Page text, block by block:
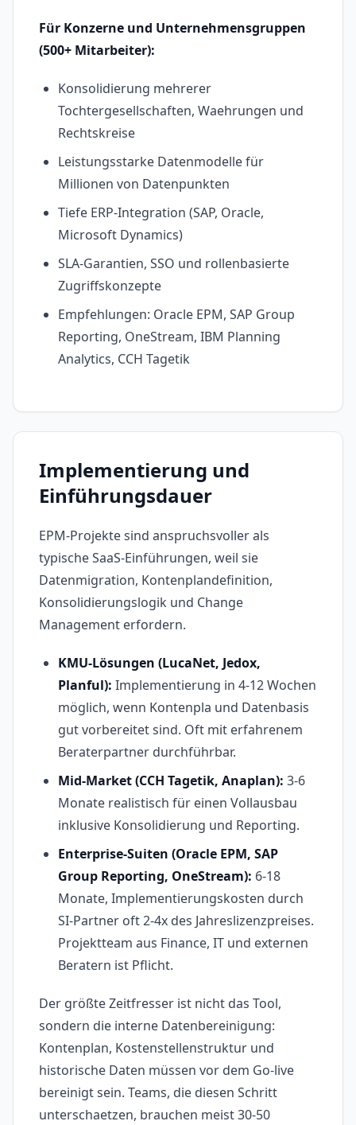
Für Konzerne und Unternehmensgruppen
(500+ Mitarbeiter):
Konsolidierung mehrerer
Tochtergesellschaften, Waehrungen und
Rechtskreise
Leistungsstarke Datenmodelle für
Millionen von Datenpunkten
Tiefe ERP-Integration (SAP, Oracle,
Microsoft Dynamics)
SLA-Garantien, SSO und rollenbasierte
Zugriffskonzepte
Empfehlungen: Oracle EPM, SAP Group
Reporting, OneStream, IBM Planning
Analytics, CCH Tagetik
Implementierung und
Einführungsdauer
EPM-Projekte sind anspruchsvoller als
typische SaaS-Einführungen, weil sie
Datenmigration, Kontenplandefinition,
Konsolidierungslogik und Change
Management erfordern.
KMU-Lösungen (LucaNet, Jedox,
Planful): Implementierung in 4-12 Wochen
möglich, wenn Kontenpla und Datenbasis
gut vorbereitet sind. Oft mit erfahrenem
Beraterpartner durchführbar.
Mid-Market (CCH Tagetik, Anaplan): 3-6
Monate realistisch für einen Vollausbau
inklusive Konsolidierung und Reporting.
Enterprise-Suiten (Oracle EPM, SAP
Group Reporting, OneStream): 6-18
Monate, Implementierungskosten durch
SI-Partner oft 2-4x des Jahreslizenzpreises.
Projektteam aus Finance, IT und externen
Beratern ist Pflicht.
Der größte Zeitfresser ist nicht das Tool,
sondern die interne Datenbereinigung:
Kontenplan, Kostenstellenstruktur und
historische Daten müssen vor dem Go-live
bereinigt sein. Teams, die diesen Schritt
unterschaetzen, brauchen meist 30-50